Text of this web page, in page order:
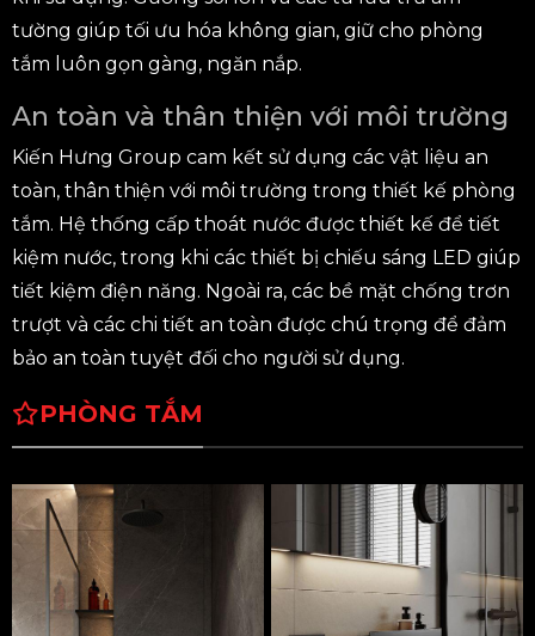
tường giúp tối ưu hóa không gian, giữ cho phòng
tắm luôn gọn gàng, ngăn nắp.
An toàn và thân thiện với môi trường
Kiến Hưng Group cam kết sử dụng các vật liệu an
toàn, thân thiện với môi trường trong thiết kế phòng
tắm. Hệ thống cấp thoát nước được thiết kế để tiết
kiệm nước, trong khi các thiết bị chiếu sáng LED giúp
tiết kiệm điện năng. Ngoài ra, các bề mặt chống trơn
trượt và các chi tiết an toàn được chú trọng để đảm
bảo an toàn tuyệt đối cho người sử dụng.
PHÒNG TẮM